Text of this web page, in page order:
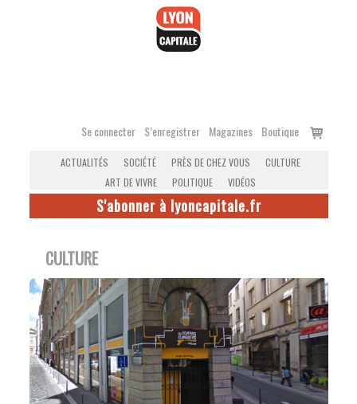
Se connecter S’enregistrer Magazines Boutique
Voir
ACTUALITÉS SOCIÉTÉ PRÈS DE CHEZ VOUS
CULTURE
ART DE VIVRE
POLITIQUE VIDÉOS
S'abonner à lyoncapitale.fr
CULTURE